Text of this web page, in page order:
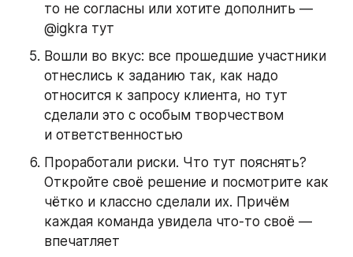
то не согласны или хотите дополнить —
@igkra тут
Вошли во вкус: все прошедшие участники
отнеслись к заданию так, как надо
относится к запросу клиента, но тут
сделали это с особым творчеством
и ответственностью
Проработали риски. Что тут пояснять?
Откройте своё решение и посмотрите как
чётко и классно сделали их. Причём
каждая команда увидела что-то своё —
впечатляет